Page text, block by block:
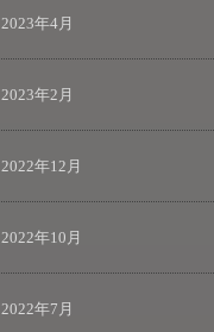
2023年4月
2023年2月
2022年12月
2022年10月
2022年7月